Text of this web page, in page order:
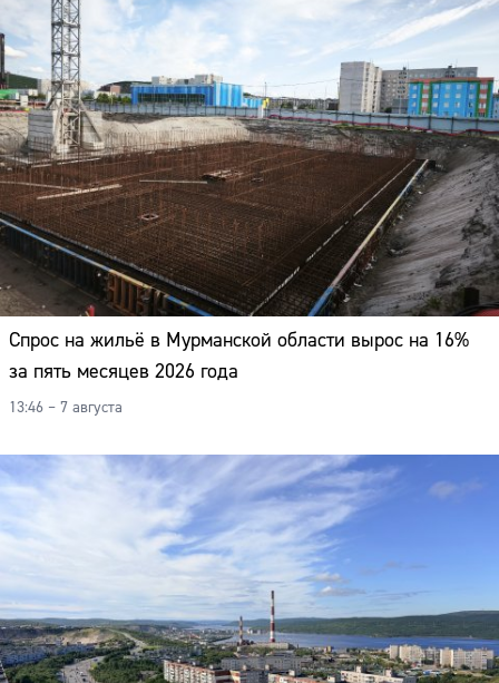
Спрос на жильё в Мурманской области вырос на 16%
за пять месяцев 2026 года
13:46 – 7 августа